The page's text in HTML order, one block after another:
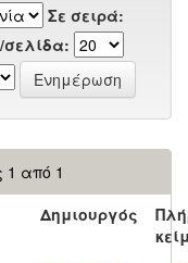
Σε σειρά:
από 1
Δημιουργός